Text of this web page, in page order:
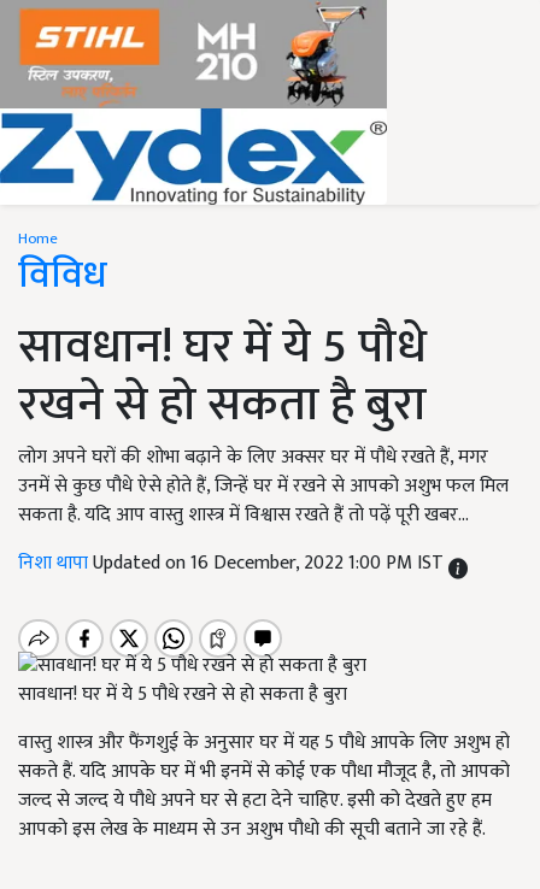
Home
विविध
सावधान! घर में ये 5 पौधे
रखने से हो सकता है बुरा
लोग अपने घरों की शोभा बढ़ाने के लिए अक्सर घर में पौधे रखते हैं, मगर
उनमें से कुछ पौधे ऐसे होते हैं, जिन्हें घर में रखने से आपको अशुभ फल मिल
सकता है. यदि आप वास्तु शास्त्र में विश्वास रखते हैं तो पढ़ें पूरी खबर...
निशा थापाUpdated on 16 December, 2022 1:00 PM IST
सावधान! घर में ये 5 पौधे रखने से हो सकता है बुरा
वास्तु शास्त्र और फैंगशुई के अनुसार घर में यह 5 पौधे आपके लिए अशुभ हो
सकते हैं. यदि आपके घर में भी इनमें से कोई एक पौधा मौजूद है, तो आपको
जल्द से जल्द ये पौधे अपने घर से हटा देने चाहिए. इसी को देखते हुए हम
आपको इस लेख के माध्यम से उन अशुभ पौधो की सूची बताने जा रहे हैं.